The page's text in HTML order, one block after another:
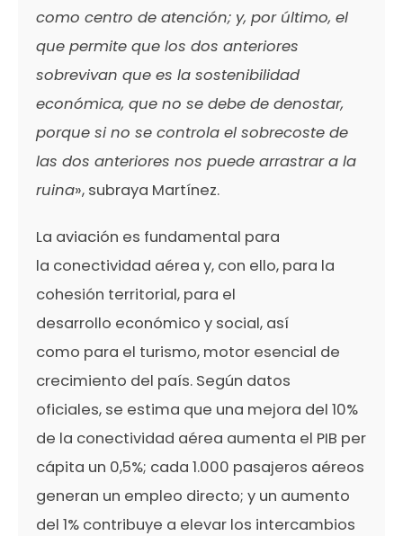
como centro de atención; y, por último, el
que permite que los dos anteriores
sobrevivan que es la sostenibilidad
económica, que no se debe de denostar,
porque si no se controla el sobrecoste de
las dos anteriores nos puede arrastrar a la
ruina», subraya Martínez.
La aviación es fundamental para
la conectividad aérea y, con ello, para la
cohesión territorial, para el
desarrollo económico y social, así
como para el turismo, motor esencial de
crecimiento del país. Según datos
oficiales, se estima que una mejora del 10%
de la conectividad aérea aumenta el PIB per
cápita un 0,5%; cada 1.000 pasajeros aéreos
generan un empleo directo; y un aumento
del 1% contribuye a elevar los intercambios